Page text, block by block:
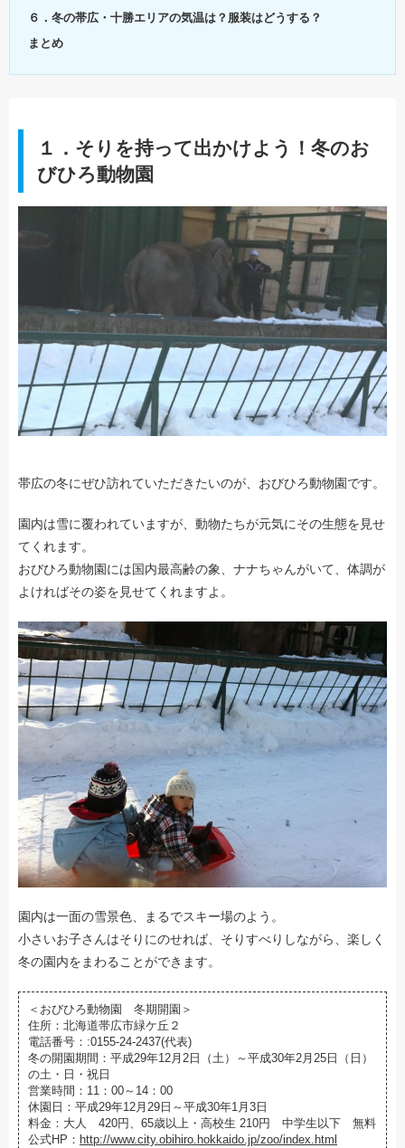
６．冬の帯広・十勝エリアの気温は？服装はどうする？
まとめ
１．そりを持って出かけよう！冬のお
びひろ動物園
帯広の冬にぜひ訪れていただきたいのが、おびひろ動物園です。
園内は雪に覆われていますが、動物たちが元気にその生態を見せ
てくれます。
おびひろ動物園には国内最高齢の象、ナナちゃんがいて、体調が
よければその姿を見せてくれますよ。
園内は一面の雪景色、まるでスキー場のよう。
小さいお子さんはそりにのせれば、そりすべりしながら、楽しく
冬の園内をまわることができます。
＜おびひろ動物園 冬期開園＞
住所：北海道帯広市緑ケ丘２
電話番号：:0155-24-2437(代表)
冬の開園期間：平成29年12月2日（土）～平成30年2月25日（日）
の土・日・祝日
営業時間：11：00～14：00
休園日：平成29年12月29日～平成30年1月3日
料金：大人 420円、65歳以上・高校生 210円 中学生以下 無料
公式HP： http://www.city.obihiro.hokkaido.jp/zoo/index.html